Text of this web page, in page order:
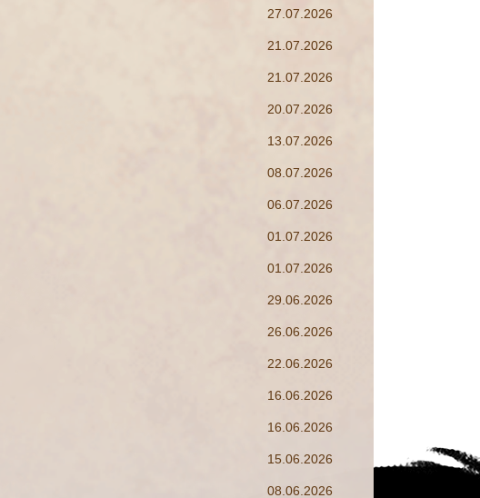
27.07.2026
21.07.2026
21.07.2026
20.07.2026
13.07.2026
08.07.2026
06.07.2026
01.07.2026
01.07.2026
29.06.2026
26.06.2026
22.06.2026
16.06.2026
16.06.2026
15.06.2026
08.06.2026